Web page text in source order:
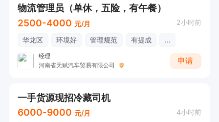
物流管理员（单休，五险，有午餐）
2500-4000 元/月 2小时前
华龙区 环境好 管理规范 有提成 ...
经理
河南省天赋汽车贸易有限公司
申请
一手货源现招冷藏司机
6000-9000 元/月 4小时前